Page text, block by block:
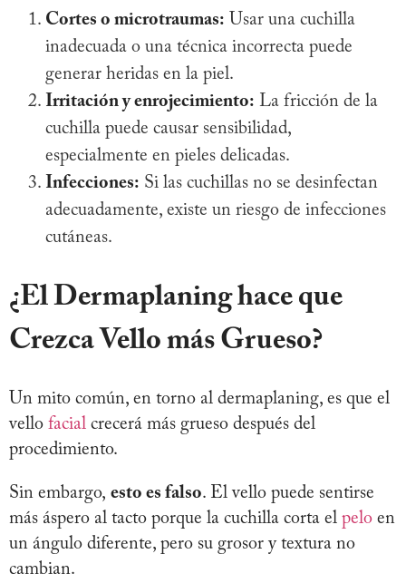
Cortes o microtraumas: Usar una cuchilla
inadecuada o una técnica incorrecta puede
generar heridas en la piel.
Irritación y enrojecimiento: La fricción de la
cuchilla puede causar sensibilidad,
especialmente en pieles delicadas.
Infecciones: Si las cuchillas no se desinfectan
adecuadamente, existe un riesgo de infecciones
cutáneas.
¿El Dermaplaning hace que
Crezca Vello más Grueso?
Un mito común, en torno al dermaplaning, es que el
vello facial crecerá más grueso después del
procedimiento.
Sin embargo, esto es falso. El vello puede sentirse
más áspero al tacto porque la cuchilla corta el pelo en
un ángulo diferente, pero su grosor y textura no
cambian.